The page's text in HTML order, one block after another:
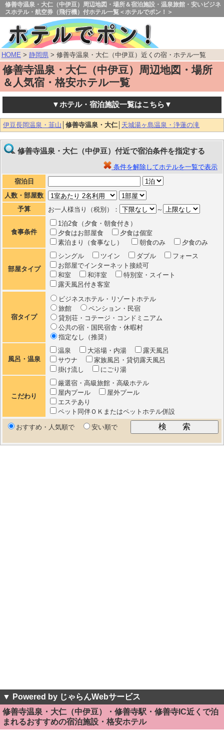
修善寺温泉・大仁（中伊豆）周辺地図・場所＆宿泊施設・温泉旅館・安いビジネ
スホテル・航空券（飛行機）付ホテル一覧＜ホテルでポン！＞
HOME > 静岡県 > 修善寺温泉・大仁（中伊豆）近くの宿・ホテル一覧
修善寺温泉・大仁（中伊豆）周辺地図・場所
＆人気宿・格安ホテル一覧
▼ホテル・宿泊施設一覧はこちら▼
伊豆長岡温泉・韮山 修善寺温泉・大仁 天城湯ヶ島温泉・浄蓮の滝
修善寺温泉・大仁（中伊豆）付近で宿泊条件を指定する
条件を解除してホテルを一覧で表示
宿泊日
人数・部屋数
予算
お一人様当り（税別）： ～
食事条件
1泊2食（夕食・朝食付き）
夕食はお部屋食
夕食は個室
素泊まり（食事なし）
朝食のみ 夕食のみ
部屋タイプ
シングル ツイン ダブル
フォース
お部屋でインターネット接続可
和室
和洋室
特別室・スイート
露天風呂付き客室
宿タイプ
ビジネスホテル・リゾートホテル
旅館
ペンション・民宿
貸別荘・コテージ・コンドミニアム
公共の宿・国民宿舎・休暇村
指定なし（推奨）
風呂・温泉
温泉 大浴場・内湯
露天風呂
サウナ
家族風呂・貸切露天風呂
掛け流し
にごり湯
こだわり
厳選宿・高級旅館・高級ホテル
屋内プール
屋外プール
エステあり
ペット同伴ＯＫまたはペットホテル併設
おすすめ・人気順で 安い順で
▼ Powered by じゃらんWebサービス
修善寺温泉・大仁（中伊豆）・修善寺駅・修善寺IC近くで泊
まれるおすすめの宿泊施設・格安ホテル